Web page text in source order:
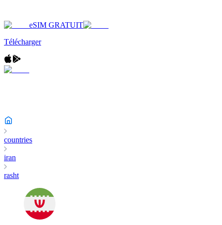
eSIM GRATUIT
Télécharger
countries
iran
rasht